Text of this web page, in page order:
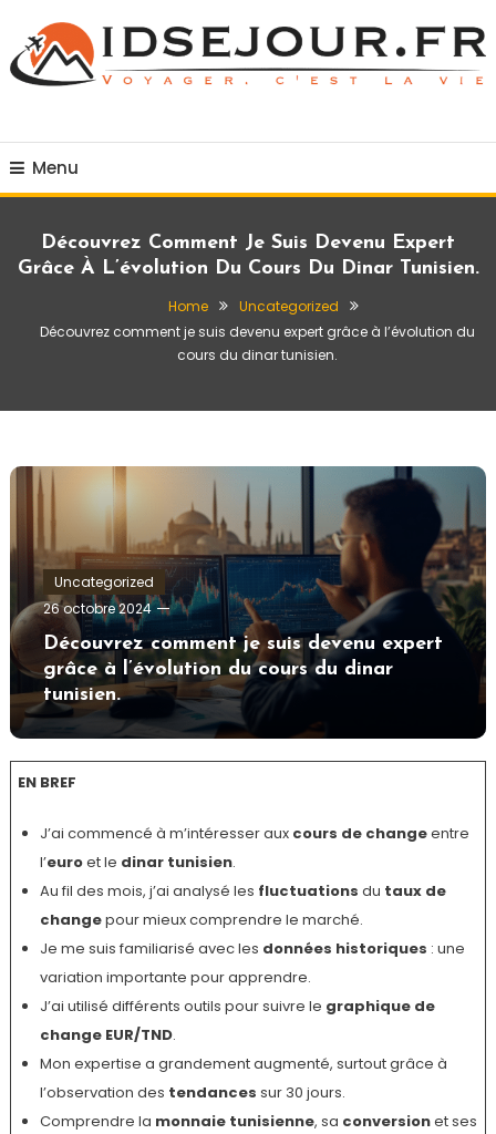
Content
Menu
Découvrez Comment Je Suis Devenu Expert
Grâce À L’évolution Du Cours Du Dinar Tunisien.
Home
Uncategorized
Découvrez comment je suis devenu expert grâce à l’évolution du
cours du dinar tunisien.
Uncategorized
26 octobre 2024
Tom.Vidal.46
Découvrez comment je suis devenu expert
grâce à l’évolution du cours du dinar
tunisien.
EN BREF
J’ai commencé à m’intéresser aux cours de changeentre
l’euroet le dinar tunisien.
Au fil des mois, j’ai analysé les fluctuations du taux de
changepour mieux comprendre le marché.
Je me suis familiarisé avec les données historiques : une
variation importante pour apprendre.
J’ai utilisé différents outils pour suivre le graphique de
change EUR/TND.
Mon expertise a grandement augmenté, surtout grâce à
l’observation des tendances sur 30 jours.
Comprendre la monnaie tunisienne, sa conversionet ses